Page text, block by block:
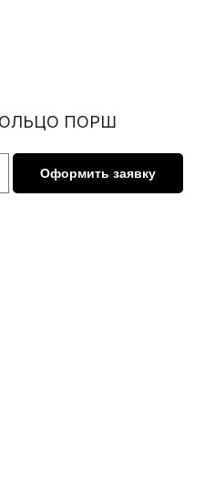
ПОРШ
Оформить заявку